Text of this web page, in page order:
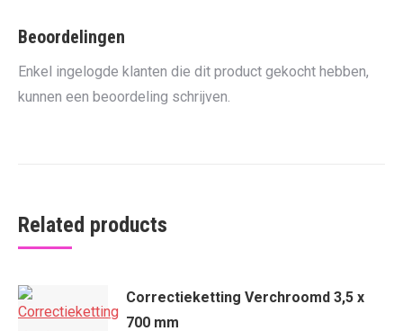
Beoordelingen
Enkel ingelogde klanten die dit product gekocht hebben,
kunnen een beoordeling schrijven.
Related products
Correctieketting Verchroomd 3,5 x
700 mm